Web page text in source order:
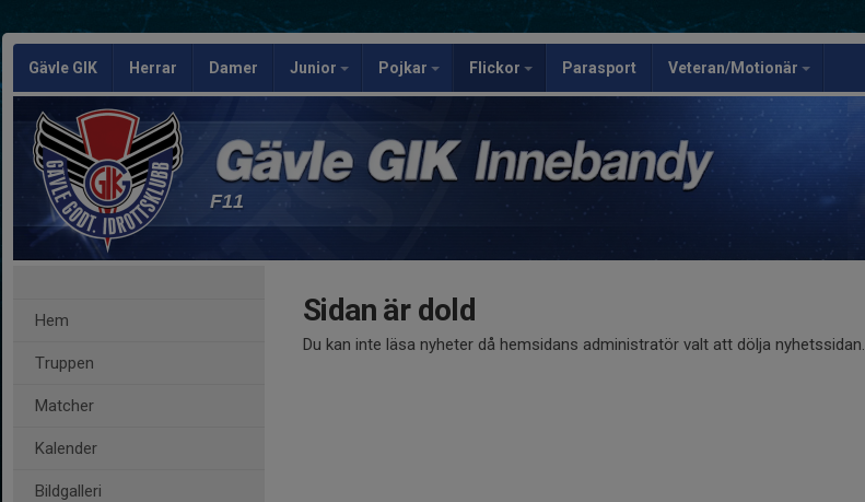
Gävle GIK Herrar Damer Junior Pojkar Flickor Parasport Veteran/Motionär
F11
Hem
Truppen
Matcher
Kalender
Bildgalleri
Sidan är dold
Du kan inte läsa nyheter då hemsidans administratör valt att dölja nyhetssidan.